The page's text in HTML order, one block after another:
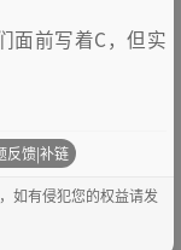
面前写着C，但实
反馈|补链
如有侵犯您的权益请发